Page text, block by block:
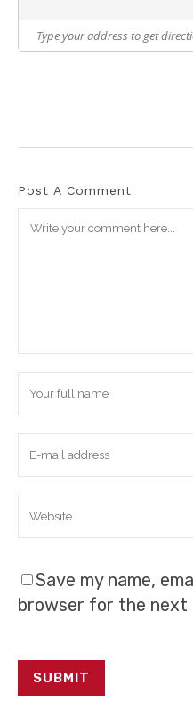
Post A Comment
Save my name,
browser for the next